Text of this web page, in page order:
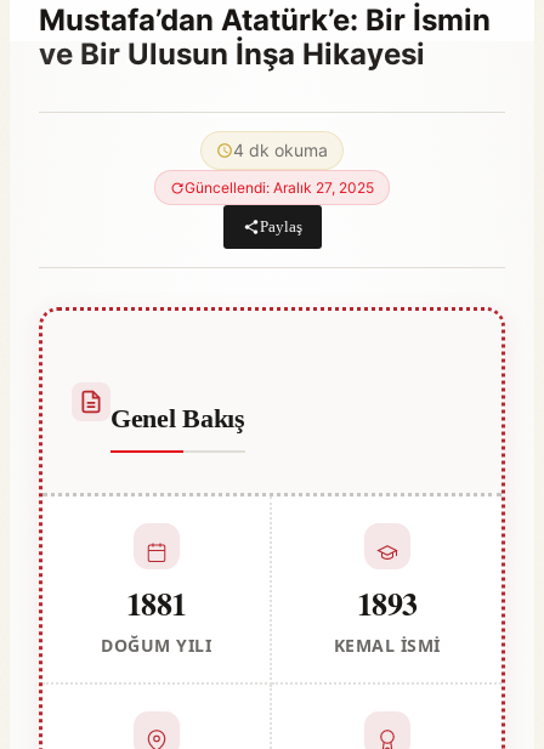
Mustafa’dan Atatürk’e: Bir İsmin
ve Bir Ulusun İnşa Hikayesi
4 dk okuma
Güncellendi: Aralık 27, 2025
Paylaş
Genel Bakış
1881
DOĞUM YILI
1893
KEMAL İSMI